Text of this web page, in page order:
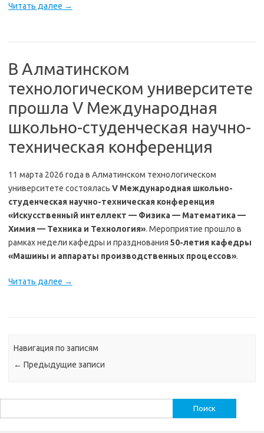
Читать далее →
В Алматинском
технологическом университете
прошла V Международная
школьно-студенческая научно-
техническая конференция
11 марта 2026 года в Алматинском технологическом
университете состоялась V Международная школьно-
студенческая научно-техническая конференция
«Искусственный интеллект — Физика — Математика —
Химия — Техника и Технология». Мероприятие прошло в
рамках недели кафедры и празднования 50-летия кафедры
«Машины и аппараты производственных процессов».
Читать далее →
Навигация по записям
← Предыдущие записи